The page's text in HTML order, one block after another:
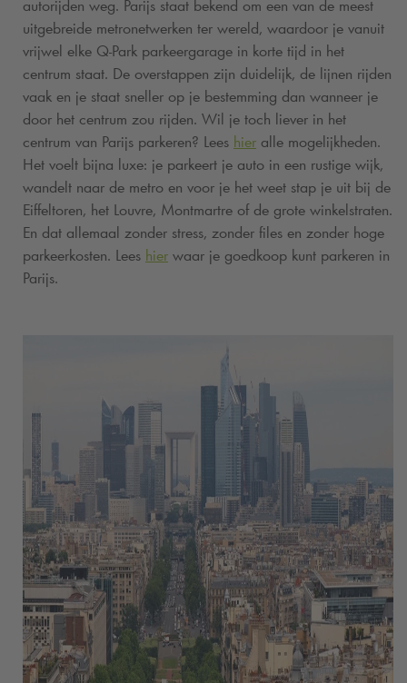
autorijden weg. Parijs staat bekend om een van de meest
uitgebreide metronetwerken ter wereld, waardoor je vanuit
vrijwel elke Q-Park parkeergarage in korte tijd in het
centrum staat. De overstappen zijn duidelijk, de lijnen rijden
vaak en je staat sneller op je bestemming dan wanneer je
door het centrum zou rijden. Wil je toch liever in het
centrum van Parijs parkeren? Lees hier alle mogelijkheden.
Het voelt bijna luxe: je parkeert je auto in een rustige wijk,
wandelt naar de metro en voor je het weet stap je uit bij de
Eiffeltoren, het Louvre, Montmartre of de grote winkelstraten.
En dat allemaal zonder stress, zonder files en zonder hoge
parkeerkosten. Lees hier waar je goedkoop kunt parkeren in
Parijs.